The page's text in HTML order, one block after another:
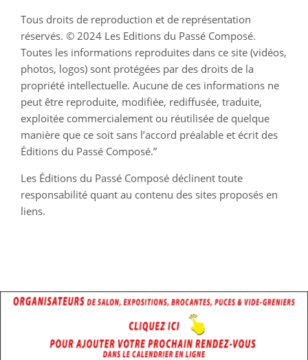
Tous droits de reproduction et de représentation
réservés. © 2024 Les Editions du Passé Composé.
Toutes les informations reproduites dans ce site (vidéos,
photos, logos) sont protégées par des droits de la
propriété intellectuelle. Aucune de ces informations ne
peut être reproduite, modifiée, rediffusée, traduite,
exploitée commercialement ou réutilisée de quelque
manière que ce soit sans l’accord préalable et écrit des
Éditions du Passé Composé.”
Les Éditions du Passé Composé déclinent toute
responsabilité quant au contenu des sites proposés en
liens.